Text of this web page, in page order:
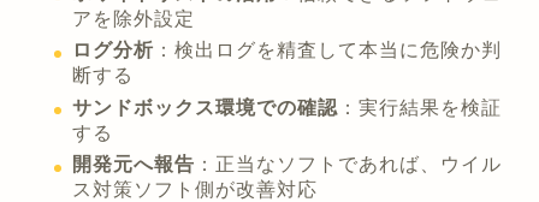
アを除外設定
ログ分析 ：検出ログを精査して本当に危険か判
断する
サンドボックス環境での確認 ：実行結果を検証
する
開発元へ報告 ：正当なソフトであれば、ウイル
ス対策ソフト側が改善対応